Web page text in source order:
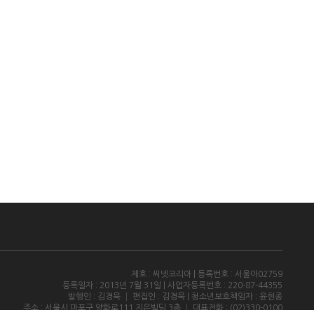
제호 : 씨넷코리아 | 등록번호 : 서울아02759
등록일자 : 2013년 7월 31일 | 사업자등록번호 : 220-87-44355
발행인 : 김경묵 │ 편집인 : 김경묵 | 청소년보호책임자 : 윤현종
주소 : 서울시 마포구 양화로111 지은빌딩 3층 │ 대표전화 : (02)330-0100